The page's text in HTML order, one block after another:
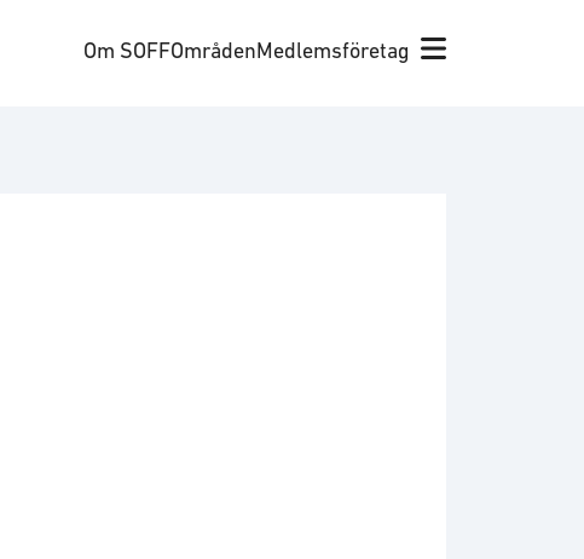
Om SOFFOmrådenMedlemsföretag